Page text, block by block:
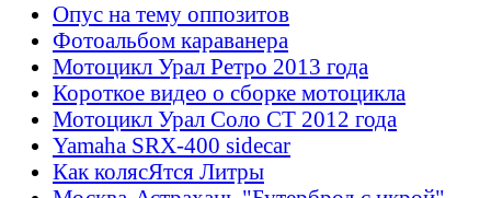
Опус на тему оппозитов
Фотоальбом караванера
Мотоцикл Урал Ретро 2013 года
Короткое видео о сборке мотоцикла
Мотоцикл Урал Соло СТ 2012 года
Yamaha SRX-400 sidecar
Как колясЯтся Литры